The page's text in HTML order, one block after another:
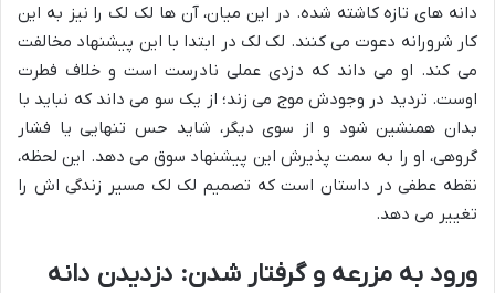
دانه های تازه کاشته شده. در این میان، آن ها لک لک را نیز به این
کار شرورانه دعوت می کنند. لک لک در ابتدا با این پیشنهاد مخالفت
می کند. او می داند که دزدی عملی نادرست است و خلاف فطرت
اوست. تردید در وجودش موج می زند؛ از یک سو می داند که نباید با
بدان همنشین شود و از سوی دیگر، شاید حس تنهایی یا فشار
گروهی، او را به سمت پذیرش این پیشنهاد سوق می دهد. این لحظه،
نقطه عطفی در داستان است که تصمیم لک لک مسیر زندگی اش را
تغییر می دهد.
ورود به مزرعه و گرفتار شدن: دزدیدن دانه